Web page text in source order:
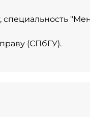
специальность
(СПбГУ).